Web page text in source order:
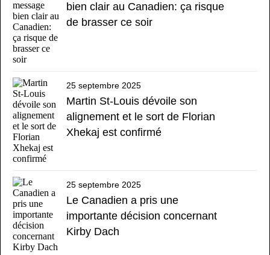
bien clair au Canadien: ça risque
de brasser ce soir
25 septembre 2025
Martin St-Louis dévoile son
alignement et le sort de Florian
Xhekaj est confirmé
25 septembre 2025
Le Canadien a pris une
importante décision concernant
Kirby Dach